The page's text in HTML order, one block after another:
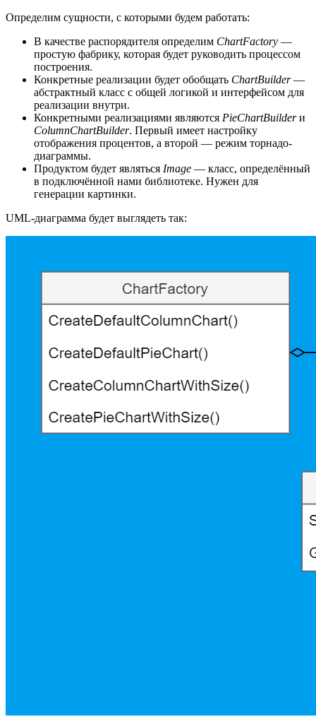
Определим сущности, с которыми будем работать:
В качестве распорядителя определим ChartFactory —
простую фабрику, которая будет руководить процессом
построения.
Конкретные реализации будет обобщать ChartBuilder—
абстрактный класс с общей логикой и интерфейсом для
реализации внутри.
Конкретными реализациями являются PieChartBuilderи
ColumnChartBuilder. Первый имеет настройку
отображения процентов, а второй — режим торнадо-
диаграммы.
Продуктом будет являться Image — класс, определённый
в подключённой нами библиотеке. Нужен для
генерации картинки.
UML-диаграмма будет выглядеть так: